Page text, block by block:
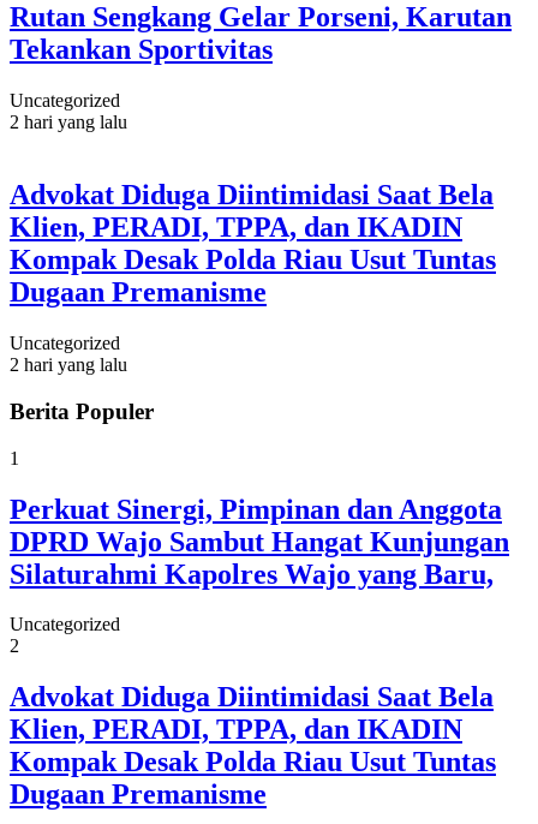
Rutan Sengkang Gelar Porseni, Karutan
Tekankan Sportivitas
Uncategorized
2 hari yang lalu
Advokat Diduga Diintimidasi Saat Bela
Klien, PERADI, TPPA, dan IKADIN
Kompak Desak Polda Riau Usut Tuntas
Dugaan Premanisme
Uncategorized
2 hari yang lalu
Berita Populer
1
Perkuat Sinergi, Pimpinan dan Anggota
DPRD Wajo Sambut Hangat Kunjungan
Silaturahmi Kapolres Wajo yang Baru,
Uncategorized
2
Advokat Diduga Diintimidasi Saat Bela
Klien, PERADI, TPPA, dan IKADIN
Kompak Desak Polda Riau Usut Tuntas
Dugaan Premanisme